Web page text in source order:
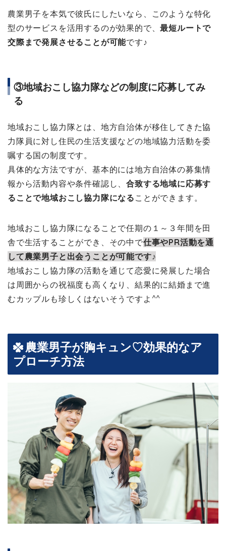
農業男子を本気で彼氏にしたいなら、このような特化
型のサービスを活用するのが効果的で、最短ルートで
交際まで発展させることが可能です♪
③地域おこし協力隊などの制度に応募してみ
る
地域おこし協力隊とは、地方自治体が移住してきた協
力隊員に対し住民の生活支援などの地域協力活動を委
嘱する国の制度です。
具体的な方法ですが、基本的には地方自治体の募集情
報から活動内容や条件確認し、合致する地域に応募す
ることで地域おこし協力隊になる ことができます。
地域おこし協力隊になることで任期の１～３年間を田
舎で生活することができ、その中で仕事やPR活動を通
して農業男子と出会うことが可能です♪
地域おこし協力隊の活動を通じて恋愛に発展した場合
は周囲からの祝福度も高くなり、結果的に結婚まで進
むカップルも珍しくはないそうですよ^^
農業男子が胸キュン♡効果的なア
プローチ方法